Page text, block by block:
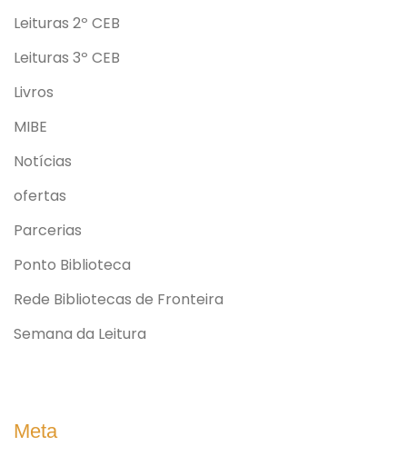
Leituras 2º CEB
Leituras 3º CEB
Livros
MIBE
Notícias
ofertas
Parcerias
Ponto Biblioteca
Rede Bibliotecas de Fronteira
Semana da Leitura
Meta